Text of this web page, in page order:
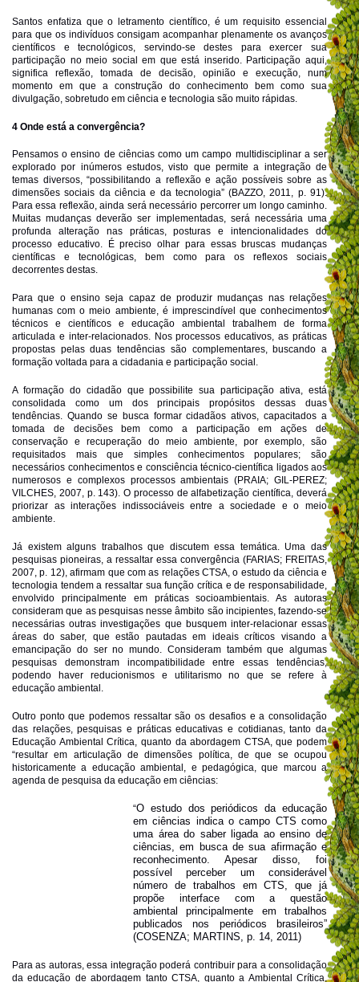
Santos enfatiza que o letramento científico, é um requisito essencial
para que os indivíduos consigam acompanhar plenamente os avanços
científicos e tecnológicos, servindo-se destes para exercer sua
participação no meio social em que está inserido. Participação aqui,
significa reflexão, tomada de decisão, opinião e execução, num
momento em que a construção do conhecimento bem como sua
divulgação, sobretudo em ciência e tecnologia são muito rápidas.
4 Onde está a convergência?
Pensamos o ensino de ciências como um campo multidisciplinar a ser
explorado por inúmeros estudos, visto que permite a integração de
temas diversos, “possibilitando a reflexão e ação possíveis sobre as
dimensões sociais da ciência e da tecnologia” (BAZZO, 2011, p. 91).
Para essa reflexão, ainda será necessário percorrer um longo caminho.
Muitas mudanças deverão ser implementadas, será necessária uma
profunda alteração nas práticas, posturas e intencionalidades do
processo educativo. É preciso olhar para essas bruscas mudanças
científicas e tecnológicas, bem como para os reflexos sociais
decorrentes destas.
Para que o ensino seja capaz de produzir mudanças nas relações
humanas com o meio ambiente, é imprescindível que conhecimentos
técnicos e científicos e educação ambiental trabalhem de forma
articulada e inter-relacionados. Nos processos educativos, as práticas
propostas pelas duas tendências são complementares, buscando a
formação voltada para a cidadania e participação social.
A formação do cidadão que possibilite sua participação ativa, está
consolidada como um dos principais propósitos dessas duas
tendências. Quando se busca formar cidadãos ativos, capacitados a
tomada de decisões bem como a participação em ações de
conservação e recuperação do meio ambiente, por exemplo, são
requisitados mais que simples conhecimentos populares; são
necessários conhecimentos e consciência técnico-científica ligados aos
numerosos e complexos processos ambientais (PRAIA; GIL-PEREZ;
VILCHES, 2007, p. 143). O processo de alfabetização científica, deverá
priorizar as interações indissociáveis entre a sociedade e o meio
ambiente.
Já existem alguns trabalhos que discutem essa temática. Uma das
pesquisas pioneiras, a ressaltar essa convergência (FARIAS; FREITAS,
2007, p. 12), afirmam que com as relações CTSA, o estudo da ciência e
tecnologia tendem a ressaltar sua função crítica e de responsabilidade,
envolvido principalmente em práticas socioambientais. As autoras
consideram que as pesquisas nesse âmbito são incipientes, fazendo-se
necessárias outras investigações que busquem inter-relacionar essas
áreas do saber, que estão pautadas em ideais críticos visando a
emancipação do ser no mundo. Consideram também que algumas
pesquisas demonstram incompatibilidade entre essas tendências,
podendo haver reducionismos e utilitarismo no que se refere à
educação ambiental.
Outro ponto que podemos ressaltar são os desafios e a consolidação
das relações, pesquisas e práticas educativas e cotidianas, tanto da
Educação Ambiental Crítica, quanto da abordagem CTSA, que podem
“resultar em articulação de dimensões política, de que se ocupou
historicamente a educação ambiental, e pedagógica, que marcou a
agenda de pesquisa da educação em ciências:
“O estudo dos periódicos da educação
em ciências indica o campo CTS como
uma área do saber ligada ao ensino de
ciências, em busca de sua afirmação e
reconhecimento. Apesar disso, foi
possível perceber um considerável
número de trabalhos em CTS, que já
propõe interface com a questão
ambiental principalmente em trabalhos
publicados nos periódicos brasileiros”
(COSENZA; MARTINS, p. 14, 2011)
Para as autoras, essa integração poderá contribuir para a consolidação
da educação de abordagem tanto CTSA, quanto a Ambiental Crítica,